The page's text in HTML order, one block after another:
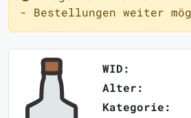
- Bestellungen weiter
WID:
Alter:
Kategorie: